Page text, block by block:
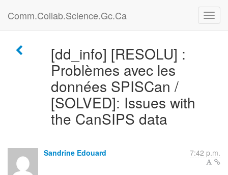
Comm.Collab.Science.Gc.Ca
[dd_info] [RESOLU] :
Problèmes avec les
données SPISCan /
[SOLVED]: Issues with
the CanSIPS data
Sandrine Edouard 7:42 p.m.